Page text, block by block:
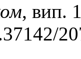
, вип.